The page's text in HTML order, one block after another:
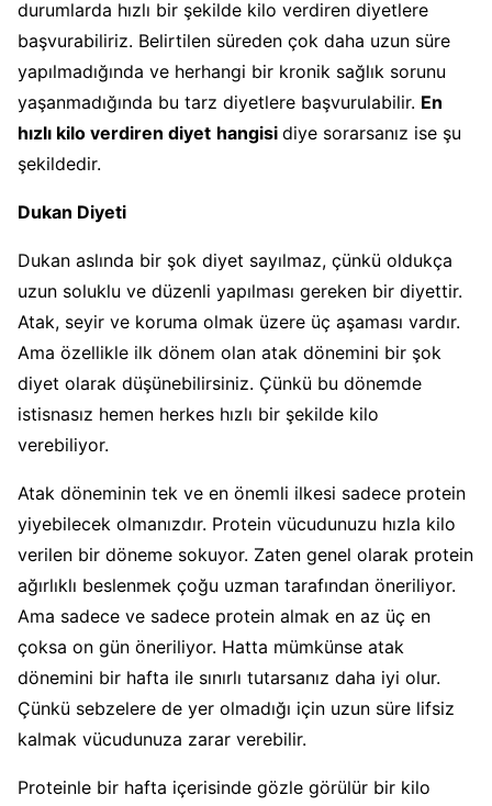
durumlarda hızlı bir şekilde kilo verdiren diyetlere
başvurabiliriz. Belirtilen süreden çok daha uzun süre
yapılmadığında ve herhangi bir kronik sağlık sorunu
yaşanmadığında bu tarz diyetlere başvurulabilir. En
hızlı kilo verdiren diyet hangisi diye sorarsanız ise şu
şekildedir.
Dukan Diyeti
Dukan aslında bir şok diyet sayılmaz, çünkü oldukça
uzun soluklu ve düzenli yapılması gereken bir diyettir.
Atak, seyir ve koruma olmak üzere üç aşaması vardır.
Ama özellikle ilk dönem olan atak dönemini bir şok
diyet olarak düşünebilirsiniz. Çünkü bu dönemde
istisnasız hemen herkes hızlı bir şekilde kilo
verebiliyor.
Atak döneminin tek ve en önemli ilkesi sadece protein
yiyebilecek olmanızdır. Protein vücudunuzu hızla kilo
verilen bir döneme sokuyor. Zaten genel olarak protein
ağırlıklı beslenmek çoğu uzman tarafından öneriliyor.
Ama sadece ve sadece protein almak en az üç en
çoksa on gün öneriliyor. Hatta mümkünse atak
dönemini bir hafta ile sınırlı tutarsanız daha iyi olur.
Çünkü sebzelere de yer olmadığı için uzun süre lifsiz
kalmak vücudunuza zarar verebilir.
Proteinle bir hafta içerisinde gözle görülür bir kilo